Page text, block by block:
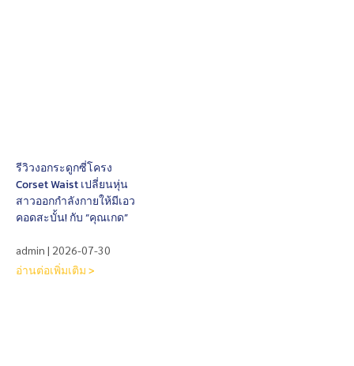
รีวิวงอกระดูกซี่โครง
Corset Waist เปลี่ยนหุ่น
สาวออกกำลังกายให้มีเอว
คอดสะบั้น! กับ “คุณเกด”
admin 2026-07-30
อ่านต่อเพิ่มเติม >